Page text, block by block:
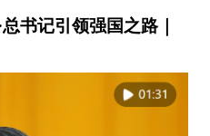
书记引领强国之路｜